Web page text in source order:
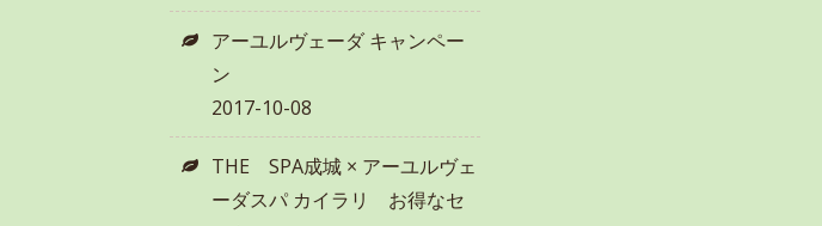
アーユルヴェーダ キャンペー
ン
2017-10-08
THE SPA成城 × アーユルヴェ
ーダスパ カイラリ お得なセ